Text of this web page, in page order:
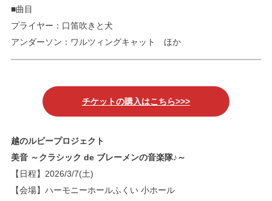
■曲目
プライヤー：口笛吹きと犬
アンダーソン：ワルツィングキャット ほか
チケットの購入はこちら>>>
越のルビープロジェクト
美音 ～クラシック de ブレーメンの音楽隊♪～
【日程】2026/3/7(土)
【会場】ハーモニーホールふくい 小ホール